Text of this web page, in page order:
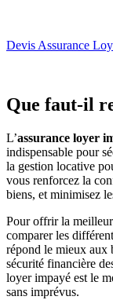
Devis Assurance
Que faut-il
L’assurance loyer
indispensable pour
la gestion locative
vous renforcez la
biens, et minimisez
Pour offrir la
comparer les
répond le mieux aux
sécurité financière
loyer impayé est le
sans imprévus.